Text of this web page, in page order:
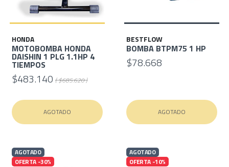
HONDA
MOTOBOMBA HONDA
DAISHIN 1 PLG 1.1HP 4
TIEMPOS
$483.140 ( $685.620 )
AGOTADO
BESTFLOW
BOMBA BTPM75 1 HP
$78.668
AGOTADO
AGOTADO
OFERTA -30%
AGOTADO
OFERTA -10%